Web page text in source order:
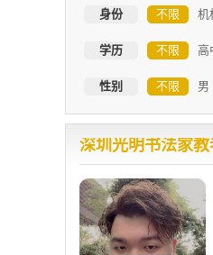
身份 不限 机
学历 不限 高
性别 不限 男
深圳光明书法家教